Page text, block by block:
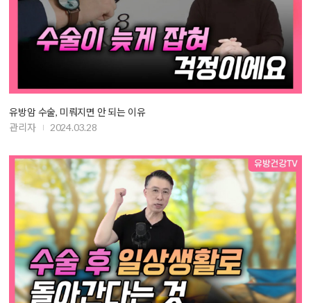
유방암 수술, 미뤄지면 안 되는 이유
관리자
2024.03.28